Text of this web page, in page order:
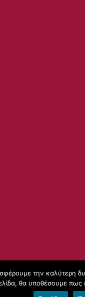
την καλύτερη
θα υποθέσουμε πως